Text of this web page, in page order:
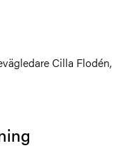
Cilla Flodén,